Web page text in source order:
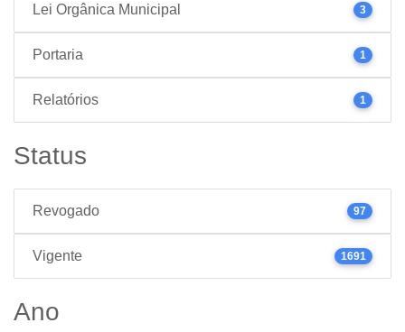
Lei Orgânica Municipal 3
Portaria 1
Relatórios 1
Status
Revogado 97
Vigente 1691
Ano